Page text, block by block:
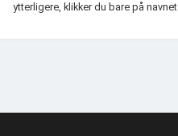
ytterligere, klikker du bare på navnet.